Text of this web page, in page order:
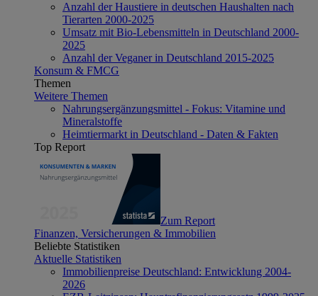
Anzahl der Haustiere in deutschen Haushalten nach
Tierarten 2000-2025
Umsatz mit Bio-Lebensmitteln in Deutschland 2000-
2025
Anzahl der Veganer in Deutschland 2015-2025
Konsum & FMCG
Themen
Weitere Themen
Nahrungsergänzungsmittel - Fokus: Vitamine und
Mineralstoffe
Heimtiermarkt in Deutschland - Daten & Fakten
Top Report
Zum Report
Finanzen, Versicherungen & Immobilien
Beliebte Statistiken
Aktuelle Statistiken
Immobilienpreise Deutschland: Entwicklung 2004-
2026